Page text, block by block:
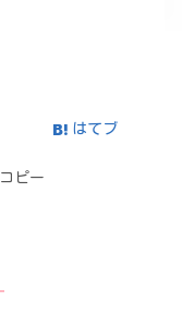
はてブ
コピー